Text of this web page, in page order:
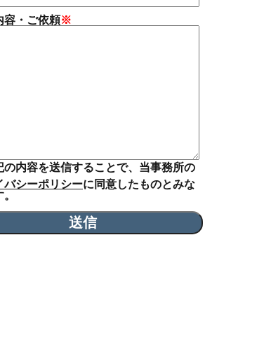
容・ご依頼※
の内容を送信することで、当事務所の
バシーポリシーに同意したものとみな